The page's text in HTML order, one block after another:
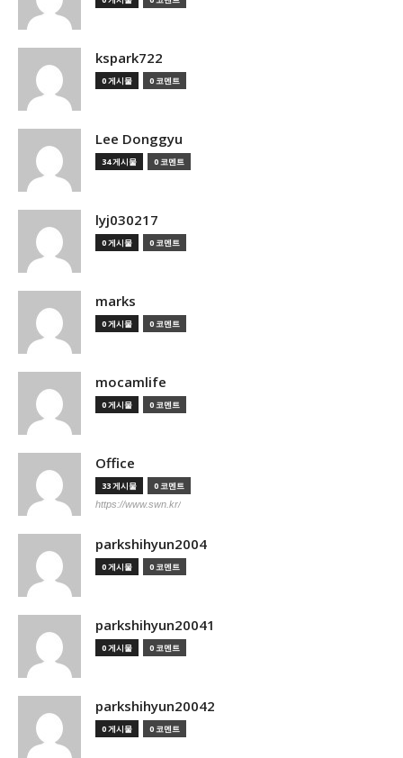
kspark722
0 게시물 0 코멘트
Lee Donggyu
34 게시물 0 코멘트
lyj030217
0 게시물 0 코멘트
marks
0 게시물 0 코멘트
mocamlife
0 게시물 0 코멘트
Office
33 게시물 0 코멘트
https://www.swn.kr/
parkshihyun2004
0 게시물 0 코멘트
parkshihyun20041
0 게시물 0 코멘트
parkshihyun20042
0 게시물 0 코멘트